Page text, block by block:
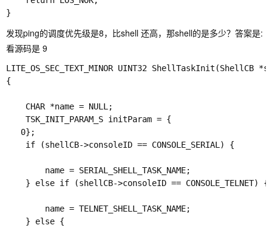
发现ping的调度优先级是8，比shell 还高，那shell的是多少？答案是:
看源码是 9
LITE_OS_SEC_TEXT_MINOR UINT32 ShellTaskInit(ShellCB
{
    CHAR *name = NULL;
    TSK_INIT_PARAM_S initParam = {
   0};
    if (shellCB->consoleID == CONSOLE_SERIAL) {
        name = SERIAL_SHELL_TASK_NAME;
    } else if (shellCB->consoleID == CONSOLE_TELNET) {
        name = TELNET_SHELL_TASK_NAME;
    } else {